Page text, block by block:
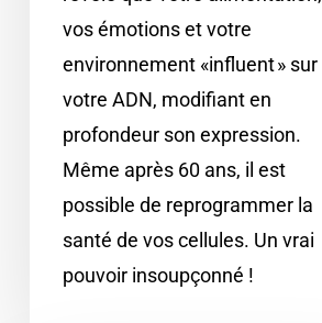
vos émotions et votre
environnement «influent » sur
votre ADN, modifiant en
profondeur son expression.
Même après 60 ans, il est
possible de reprogrammer la
santé de vos cellules. Un vrai
pouvoir insoupçonné !